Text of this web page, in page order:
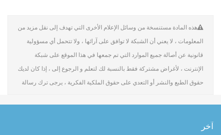
هذه المادة مستنسخة من وسائل الإعلام الأخرى التي تهدف إلى نقل مزيد من
المعلومات ، لا يعني أن الشبكة لا توافق على آرائها ، ولا تتحمل أي مسؤولية
قانونية عن أصالة جميع الموارد التي تم جمعها في هذا الموقع على شبكة
الإنترنت ، لأغراض مشتركة فقط بالنسبة لك لتعلم و الرجوع إلى ، إذا كان لديك
حقوق الطبع والنشر أو التعدي على حقوق الملكية الفكرية ، يرجى ترك رسالة
آخر